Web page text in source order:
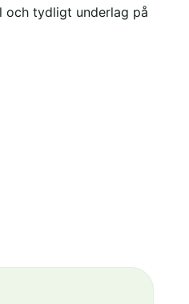
och tydligt underlag på